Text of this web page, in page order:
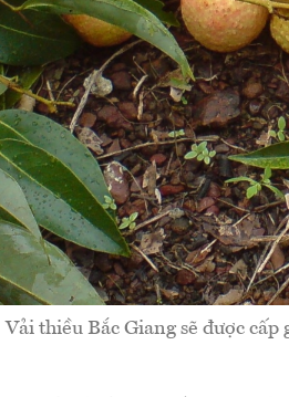
Vải thiều Bắc Giang sẽ được